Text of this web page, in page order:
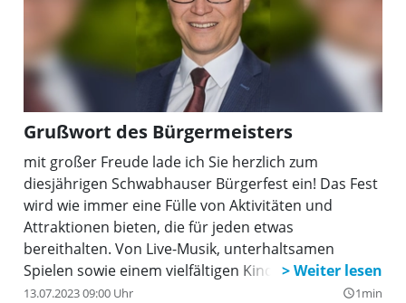
Grußwort des Bürgermeisters
mit großer Freude lade ich Sie herzlich zum
diesjährigen Schwabhauser Bürgerfest ein! Das Fest
wird wie immer eine Fülle von Aktivitäten und
Attraktionen bieten, die für jeden etwas
bereithalten. Von Live-Musik, unterhaltsamen
Spielen sowie einem vielfältigen Kinderprogramm
bis hin zu kulinarischen Köstlichkeiten ist für jeden
13.07.2023 09:00 Uhr query_builder1min